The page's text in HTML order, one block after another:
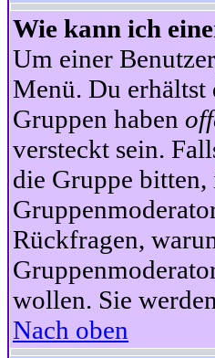
Wie kann ich
Um einer
Menü. Du
Gruppen haben
versteckt sein.
die Gruppe
Rückfragen,
wollen. Sie
Nach oben